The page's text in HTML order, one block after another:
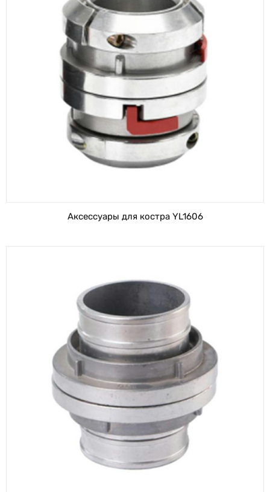
Аксессуары для костра YL1606